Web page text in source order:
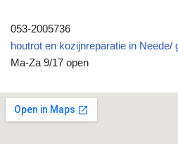
053-2005736
houtrot en kozijnreparatie in Neede/
Ma-Za 9/17 open